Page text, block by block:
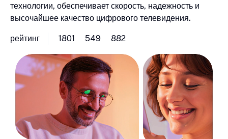
технологии, обеспечивает скорость, надежность и
высочайшее качество цифрового телевидения.
рейтинг 1801 549 882